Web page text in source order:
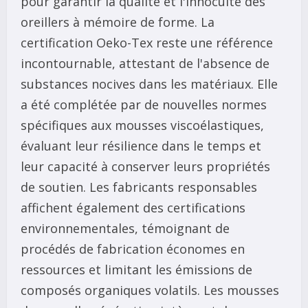
oreillers à mémoire de forme. La
certification Oeko-Tex reste une référence
incontournable, attestant de l'absence de
substances nocives dans les matériaux. Elle
a été complétée par de nouvelles normes
spécifiques aux mousses viscoélastiques,
évaluant leur résilience dans le temps et
leur capacité à conserver leurs propriétés
de soutien. Les fabricants responsables
affichent également des certifications
environnementales, témoignant de
procédés de fabrication économes en
ressources et limitant les émissions de
composés organiques volatils. Les mousses